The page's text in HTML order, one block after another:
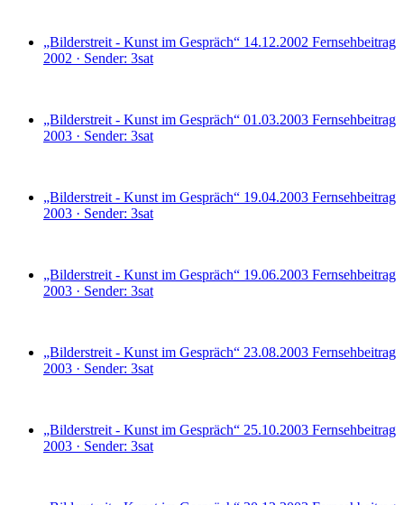
„Bilderstreit - Kunst im Gespräch“ 14.12.2002 Fernsehbeitrag
2002 · Sender: 3sat
„Bilderstreit - Kunst im Gespräch“ 01.03.2003 Fernsehbeitrag
2003 · Sender: 3sat
„Bilderstreit - Kunst im Gespräch“ 19.04.2003 Fernsehbeitrag
2003 · Sender: 3sat
„Bilderstreit - Kunst im Gespräch“ 19.06.2003 Fernsehbeitrag
2003 · Sender: 3sat
„Bilderstreit - Kunst im Gespräch“ 23.08.2003 Fernsehbeitrag
2003 · Sender: 3sat
„Bilderstreit - Kunst im Gespräch“ 25.10.2003 Fernsehbeitrag
2003 · Sender: 3sat